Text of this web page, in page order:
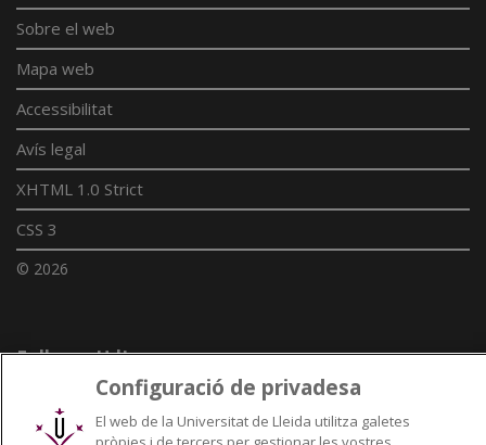
Sobre el web
Mapa web
Accessibilitat
Avís legal
XHTML 1.0 Strict
CSS 3
© 2026
Enllaços UdL
Xarxes universitàries
Configuració de privadesa
El web de la Universitat de Lleida utilitza galetes